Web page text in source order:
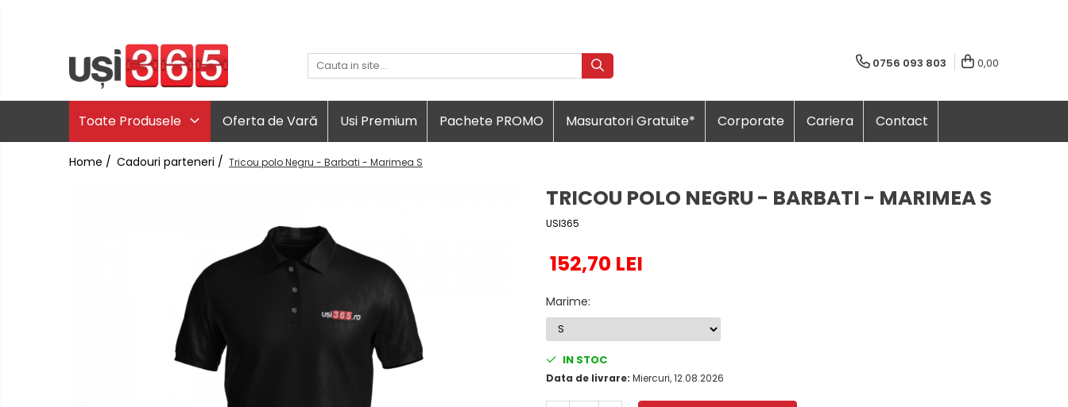
0756 093 803 0,00
Toate Produsele Oferta de Vară Usi Premium Pachete PROMO Masuratori Gratuite* Corporate Cariera Contact
Home / Cadouri parteneri / Tricou polo Negru - Barbati - Marimea S
TRICOU POLO NEGRU - BARBATI - MARIMEA S
USI365
152,70 LEI
Marime:
IN STOC
Data de livrare: Miercuri, 12.08.2026